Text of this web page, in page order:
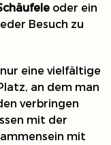
oder ein
Besuch zu
eine vielfältige
an dem man
verbringen
mit der
mit